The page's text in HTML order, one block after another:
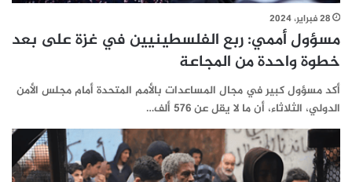
28 فبراير، 2024
مسؤول أممي: ربع الفلسطينيين في غزة على بعد
خطوة واحدة من المجاعة
أكد مسؤول كبير في مجال المساعدات بالأمم المتحدة أمام مجلس الأمن
الدولي، الثلاثاء، أن ما لا يقل عن 576 ألف…